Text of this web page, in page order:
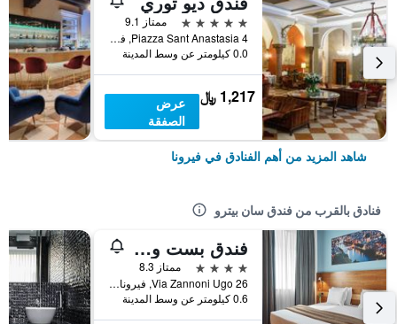
5 نجوم
ممتاز 9.1
Piazza Sant Anastasia 4, فيرونا, فينيتو, إيطاليا
0.0 كيلومتر عن وسط المدينة
1,217 ﷼
عرض
الصفقة
شاهد المزيد من أهم الفنادق في فيرونا
فنادق بالقرب من فندق سان بيترو
فندق بست ويسترن فييرا فيرونا
4 نجوم
ممتاز 8.3
Via Zannoni Ugo 26, فيرونا, فينيتو, إيطاليا
0.6 كيلومتر عن وسط المدينة